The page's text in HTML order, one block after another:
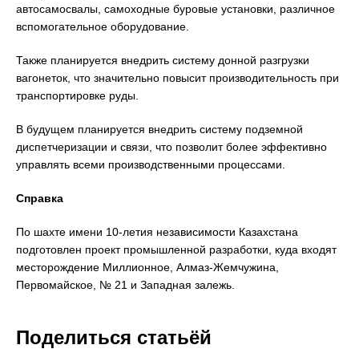
автосамосвалы, самоходные буровые установки, различное
вспомогательное оборудование.
Также планируется внедрить систему донной разгрузки
вагонеток, что значительно повысит производительность при
транспортировке руды.
В будущем планируется внедрить систему подземной
диспетчеризации и связи, что позволит более эффективно
управлять всеми производственными процессами.
Справка
По шахте имени 10-летия независимости Казахстана
подготовлен проект промышленной разработки, куда входят
месторождение Миллионное, Алмаз-Жемчужина,
Первомайское, № 21 и Западная залежь.
Поделиться статьёй